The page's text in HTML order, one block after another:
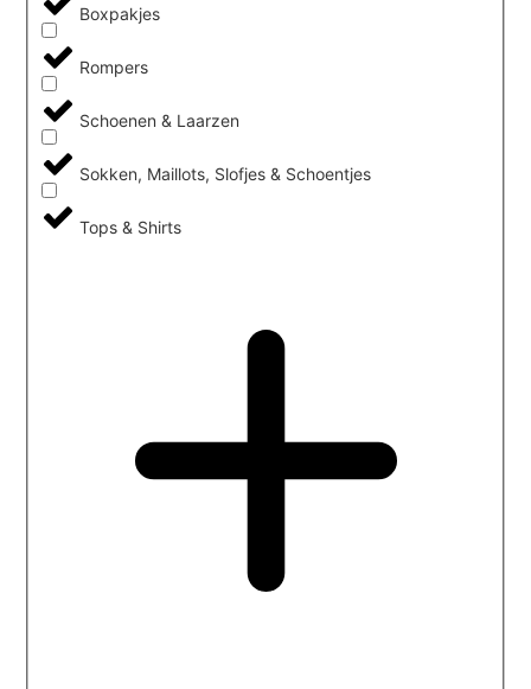
Boxpakjes
Rompers
Schoenen & Laarzen
Sokken, Maillots, Slofjes & Schoentjes
Tops & Shirts